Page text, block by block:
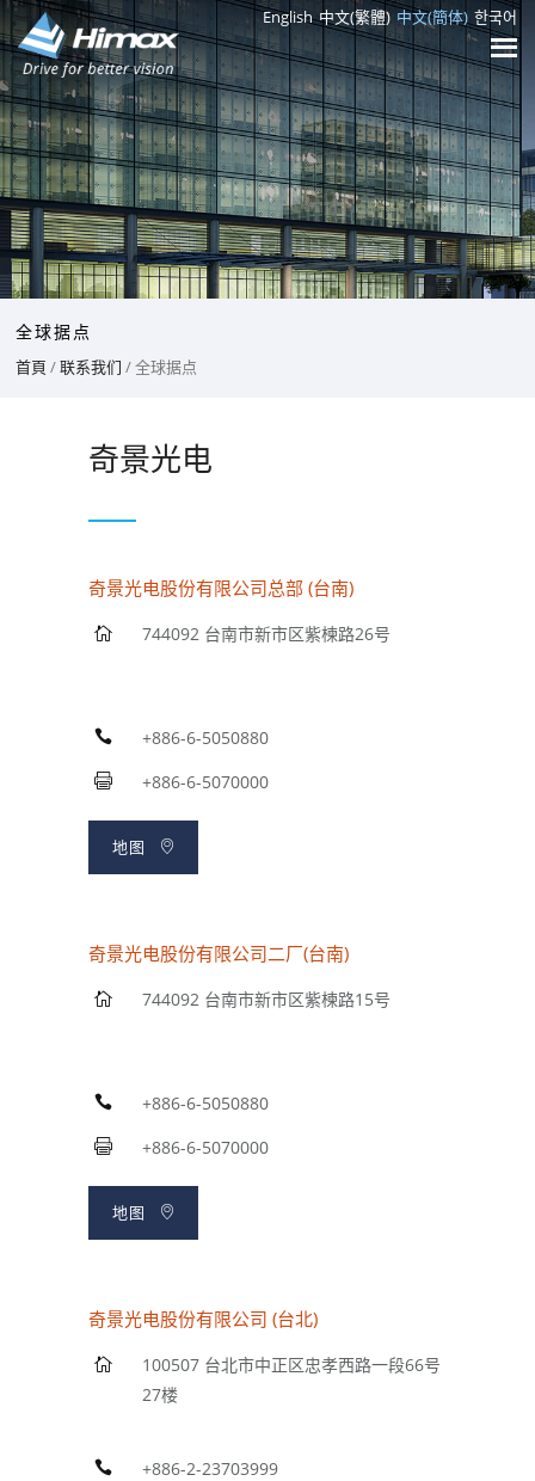
English 中文(繁體) 中文(簡体) 한국어
全球据点
首頁 /联系我们 / 全球据点
奇景光电
奇景光电股份有限公司总部 (台南)
744092 台南市新市区紫楝路26号
+886-6-5050880
+886-6-5070000
地图
奇景光电股份有限公司二厂(台南)
744092 台南市新市区紫楝路15号
+886-6-5050880
+886-6-5070000
地图
奇景光电股份有限公司 (台北)
100507 台北市中正区忠孝西路一段66号
27楼
+886-2-23703999